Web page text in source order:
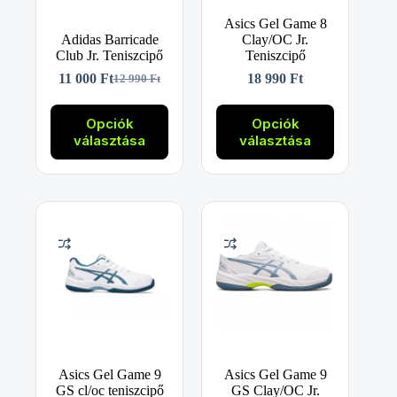
Adidas Barricade
Club Jr. Teniszcipő
12 990Ft
Original
price
was:
12
990 Ft.
11 000FtCurrent
price
is:
11
000 Ft.
Opciók
választása
Ennek
a
terméknek
A
választhatók
ki
Asics Gel Game 8
Clay/OC Jr.
Teniszcipő
18 990Ft
Opciók
választása
Ennek
a
terméknek
A
választhatók
ki
Asics Gel Game 9
GS cl/oc teniszcipő
Asics Gel Game 9
GS Clay/OC Jr.